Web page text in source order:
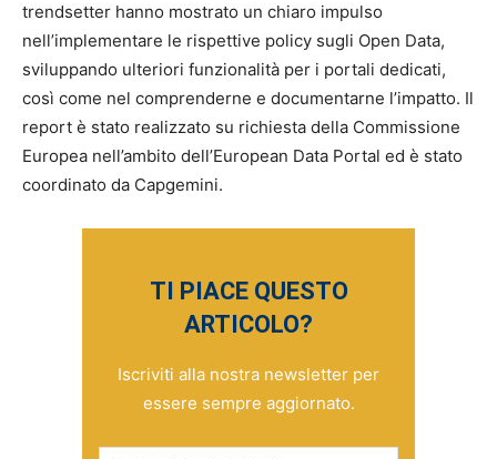
trendsetter hanno mostrato un chiaro impulso
nell’implementare le rispettive policy sugli Open Data,
sviluppando ulteriori funzionalità per i portali dedicati,
così come nel comprenderne e documentarne l’impatto. Il
report è stato realizzato su richiesta della Commissione
Europea nell’ambito dell’European Data Portal ed è stato
coordinato da Capgemini.
TI PIACE QUESTO
ARTICOLO?
Iscriviti alla nostra newsletter per
essere sempre aggiornato.